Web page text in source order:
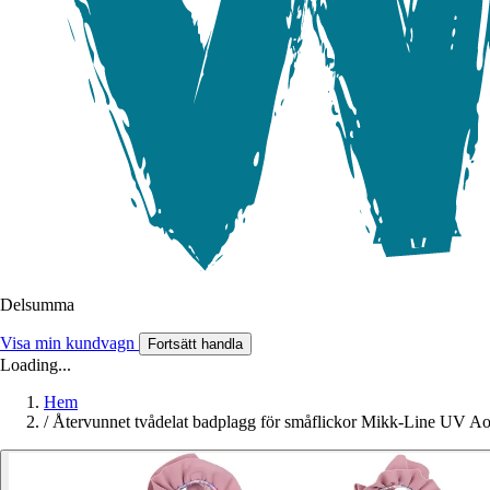
Delsumma
Visa min kundvagn Fortsätt handla
Loading...
Hem
/ Återvunnet tvådelat badplagg för småflickor Mikk-Line UV